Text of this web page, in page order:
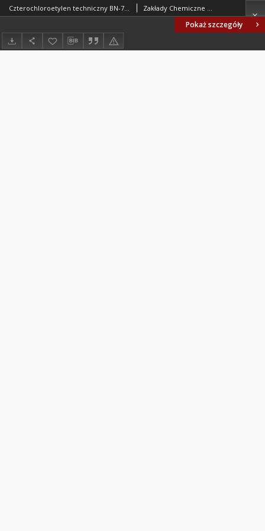
Pokaż szczegóły
Czterochloroetylen techniczny BN-79/6026-44 Zakłady Chemiczne OŚWIĘCIM w Oświęcimiu. Oprac.